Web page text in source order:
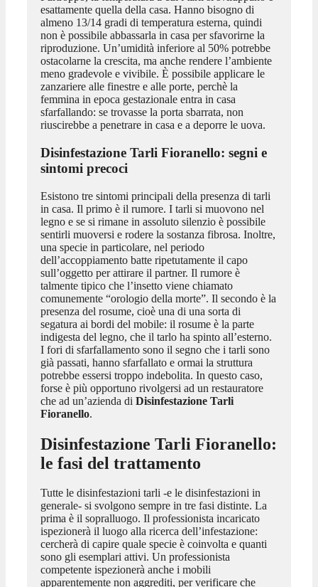
esattamente quella della casa. Hanno bisogno di
almeno 13/14 gradi di temperatura esterna, quindi
non è possibile abbassarla in casa per sfavorirne la
riproduzione. Un’umidità inferiore al 50% potrebbe
ostacolarne la crescita, ma anche rendere l’ambiente
meno gradevole e vivibile. È possibile applicare le
zanzariere alle finestre e alle porte, perchè la
femmina in epoca gestazionale entra in casa
sfarfallando: se trovasse la porta sbarrata, non
riuscirebbe a penetrare in casa e a deporre le uova.
Disinfestazione Tarli Fioranello: segni e
sintomi precoci
Esistono tre sintomi principali della presenza di tarli
in casa. Il primo è il rumore. I tarli si muovono nel
legno e se si rimane in assoluto silenzio è possibile
sentirli muoversi e rodere la sostanza fibrosa. Inoltre,
una specie in particolare, nel periodo
dell’accoppiamento batte ripetutamente il capo
sull’oggetto per attirare il partner. Il rumore è
talmente tipico che l’insetto viene chiamato
comunemente “orologio della morte”. Il secondo è la
presenza del rosume, cioè una di una sorta di
segatura ai bordi del mobile: il rosume è la parte
indigesta del legno, che il tarlo ha spinto all’esterno.
I fori di sfarfallamento sono il segno che i tarli sono
già passati, hanno sfarfallato e ormai la struttura
potrebbe essersi troppo indebolita. In questo caso,
forse è più opportuno rivolgersi ad un restauratore
che ad un’azienda di Disinfestazione Tarli
Fioranello.
Disinfestazione Tarli Fioranello:
le fasi del trattamento
Tutte le disinfestazioni tarli -e le disinfestazioni in
generale- si svolgono sempre in tre fasi distinte. La
prima è il sopralluogo. Il professionista incaricato
ispezionerà il luogo alla ricerca dell’infestazione:
cercherà di capire quale specie è coinvolta e quanti
sono gli esemplari attivi. Un professionista
competente ispezionerà anche i mobili
apparentemente non aggrediti, per verificare che